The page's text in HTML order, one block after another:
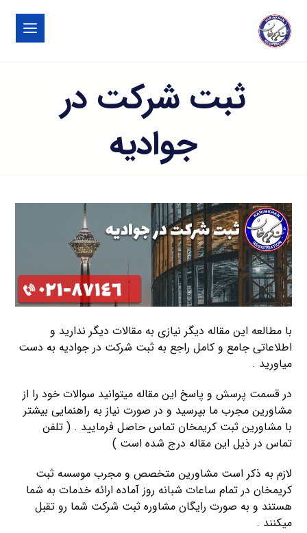
ثبت شرکت در
جوادیه
با مطالعه این مقاله دیگر نیازی به مقالات دیگر ندارید و
اطلاعاتی جامع و کامل راجع به ثبت شرکت در جوادیه به دست
میاورید .
در قسمت پرسش و پاسخ این مقاله میتوانید سوالات خود را از
مشاورین مجرب ما بپرسید و در صورت نیاز به راهنمایی بیشتر
با مشاورین ثبت کریمخان تماس حاصل فرمایید . ( تلفن
تماس در ذیل این مقاله درج شده است )
لازم به ذکر است مشاورین متخصص و مجرب موسسه ثبت
کریمخان در تمام ساعات شبانه روز آماده ارائه خدمات به شما
هستند و به صورت رایگان مشاوره ثبت شرکت شما رو تقبل
میکنند .